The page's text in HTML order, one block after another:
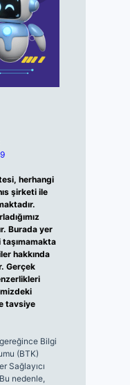
herhangi
şirketi ile
Burada yer
hakkında
Gerçek
tavsiye
Bilgi
(BTK)
Sağlayıcı
nedenle,